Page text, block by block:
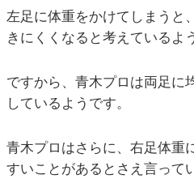
左足に体重をかけてしまうと
きにくくなると考えているよ
ですから、青木プロは両足に
しているようです。
青木プロはさらに、右足体重
すいことがあるとさえ言って